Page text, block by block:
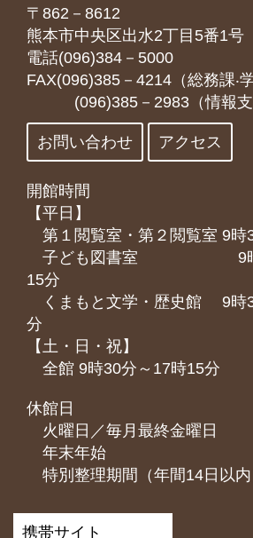
〒862－8612
熊本市中央区出水2丁目5番1号
電話(096)384－5000
FAX(096)385－4214（総務課‧
(096)385－2983（情報支
お問い合わせ アクセス
開館時間
【平日】
第１閲覧室・第２閲覧室 9時
子ども図書室 9時
15分
くまもと⽂学・歴史館 9時
分
【土・日・祝】
全館 9時30分～17時15分
休館日
火曜日／毎月最終金曜日
年末年始
特別整理期間（年間14日以内
携帯サイト